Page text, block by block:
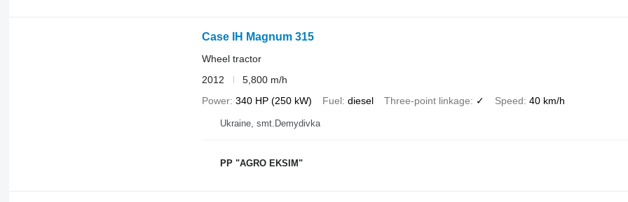
Case IH Magnum 315
Wheel tractor
2012
5,800 m/h
Power 340 HP (250 kW) Fuel diesel Three-point linkage ✓ Speed 40 km/h
Ukraine, smt.Demydivka
PP "AGRO EKSIM"